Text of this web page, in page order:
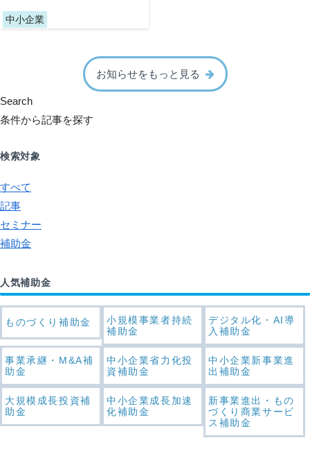
中小企業
お知らせをもっと見る
Search
条件から記事を探す
検索対象
すべて
記事
セミナー
補助金
人気補助金
ものづくり補助金
小規模事業者持続
補助金
デジタル化・AI導
入補助金
事業承継・M&A補
助金
中小企業省力化投
資補助金
中小企業新事業進
出補助金
大規模成長投資補
助金
中小企業成長加速
化補助金
新事業進出・もの
づくり商業サービ
ス補助金